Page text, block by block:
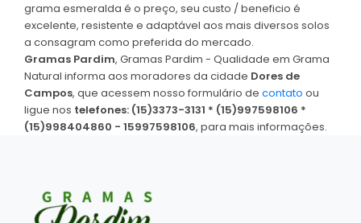
grama esmeralda é o preço, seu custo / beneficio é
excelente, resistente e adaptável aos mais diversos solos
a consagram como preferida do mercado.
Gramas Pardim, Gramas Pardim - Qualidade em Grama
Natural informa aos moradores da cidade Dores de
Campos, que acessem nosso formulário de contato ou
ligue nos telefones: (15)3373-3131 * (15)997598106 *
(15)998404860 - 15997598106, para mais informações.